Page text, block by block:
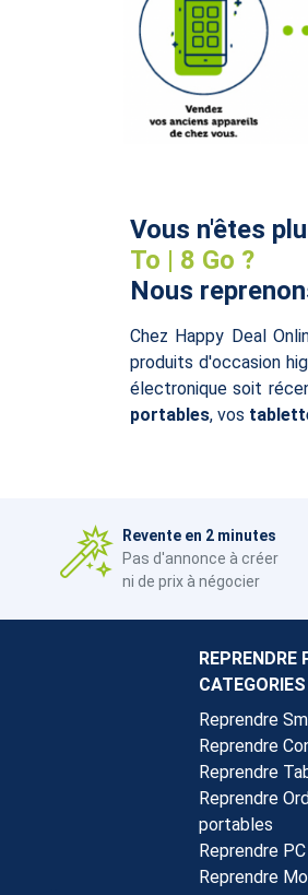
Vous n'êtes
To | 8 Go ?
Nous
Chez Happy Deal
produits d'occasion
électronique soit
portables, vos
Revente en 2 minutes
Pas d'annonce à créer
ni de prix à négocier
REPRENDRE
CATEGORIES
Reprendre
Reprendre
Reprendre
Reprendre
portables
Reprendre
Reprendre